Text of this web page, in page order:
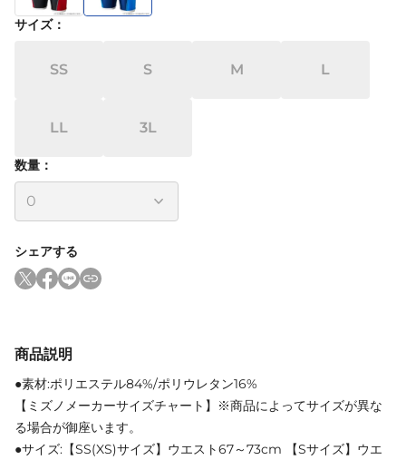
サイズ：
SS S M L
LL 3L
数量：
シェアする
商品説明
●素材:ポリエステル84%/ポリウレタン16%
【ミズノメーカーサイズチャート】※商品によってサイズが異な
る場合が御座います。
●サイズ:【SS(XS)サイズ】ウエスト67～73cm 【Sサイズ】ウエ